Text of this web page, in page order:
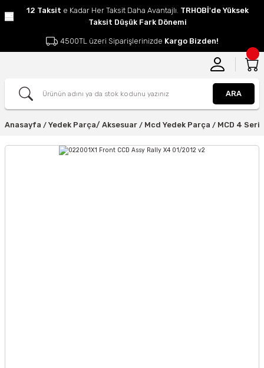
12 Taksit e Kadar Her Taksit Daha Avantajlı. TRHOBİ'de Yüksek
Taksit Düşük Fark Dönemi
4500TL üzeri Siparişlerinizde Kargo Bizden!
ARA
Anasayfa Yedek Parça/ Aksesuar Mcd Yedek Parça MCD 4